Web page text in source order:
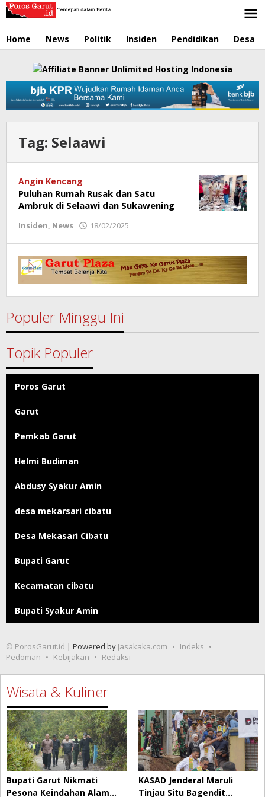
Lewati
ke
Home News Politik Insiden Pendidikan Desa
Tag: Selaawi
Angin Kencang
Puluhan Rumah Rusak dan Satu
Ambruk di Selaawi dan Sukawening
Insiden, News 18/02/2025
Populer Minggu Ini
Topik Populer
Poros Garut
Garut
Pemkab Garut
Helmi Budiman
Abdusy Syakur Amin
desa mekarsari cibatu
Desa Mekasari Cibatu
Bupati Garut
Kecamatan cibatu
Bupati Syakur Amin
© PorosGarut.id | Powered by Jasakaka.com
Indeks
Pedoman
Kebijakan Redaksi
Wisata & Kuliner
Bupati Garut Nikmati
Pesona Keindahan Alam…
KASAD Jenderal Maruli
Tinjau Situ Bagendit…